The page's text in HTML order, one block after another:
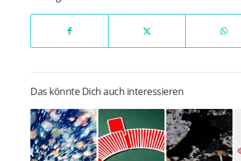
Das könnte Dich auch interessieren